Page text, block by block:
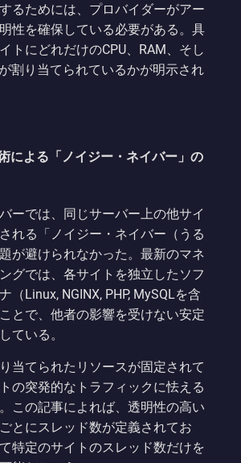
るためには、プロバイダーがアー
性を確保している必要がある。具
トにどれだけのCPU、RAM、そし
割り当てられているかが明示され
による「ノイジー・ネイバー」の
ーでは、同じサーバー上の他サイ
れる「ノイジー・ネイバー（うる
が避けられなかった。最新のマネ
グでは、各サイトを独立したソフ
（Linux, NGINX, PHP, MySQLを含
とで、他者の影響を受けない安定
ている。
当てられたリソースが固定されて
の突発的なトラフィックに怯える
この記事によれば、透明性の高い
とにスレッド数が定義されてお
特定のサイトのスレッド数だけを